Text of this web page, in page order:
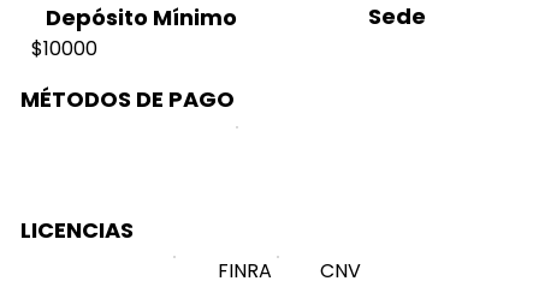
Depósito Mínimo
$10000
Sede
MÉTODOS DE PAGO
LICENCIAS
FINRA CNV